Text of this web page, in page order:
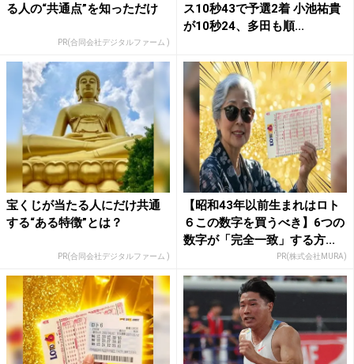
る人の“共通点”を知っただけ
PR(合同会社デジタルファーム )
ス10秒43で予選2着 小池祐貴
が10秒24、多田も順...
宝くじが当たる人にだけ共通
する“ある特徴”とは？
PR(合同会社デジタルファーム )
【昭和43年以前生まれはロト
６この数字を買うべき】6つの
数字が「完全一致」する方...
PR(株式会社MURA)